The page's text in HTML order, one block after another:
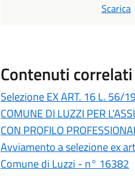
PDF
Scarica
Contenuti correlati
Selezione EX ART. 16 L. 56/
COMUNE DI LUZZI PER
CON PROFILO
Avviamento a selezione ex
Comune di Luzzi - n° 16382